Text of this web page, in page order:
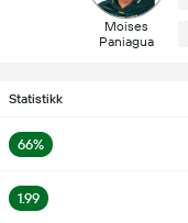
Moises
Paniagua
Statistikk
66%
1.99